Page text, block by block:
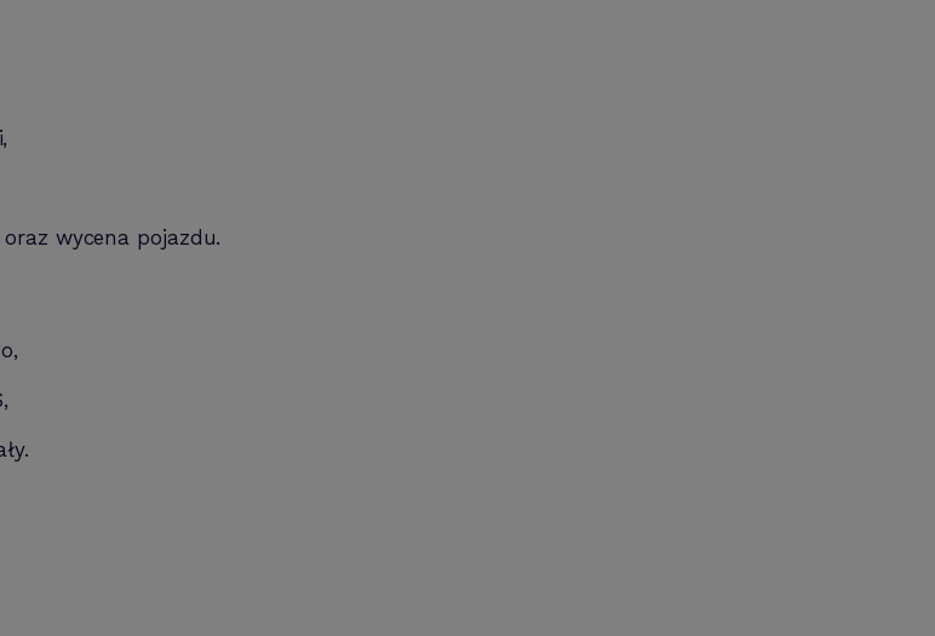
wycena pojazdu.